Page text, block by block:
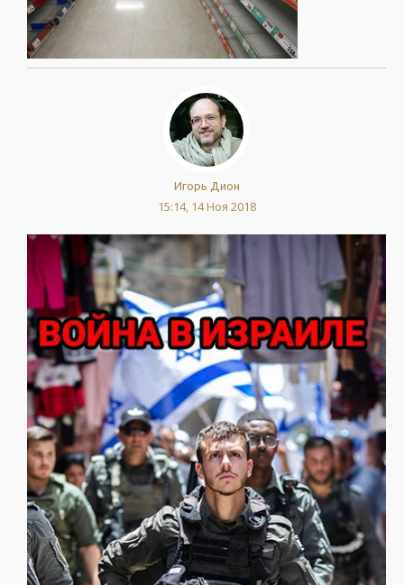
Игорь Дион
15:14, 14 Ноя 2018